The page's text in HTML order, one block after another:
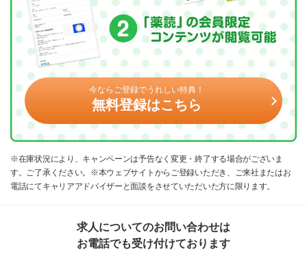
今ならご登録でうれしい特典！
無料登録はこちら
※在庫状況により、キャンペーンは予告なく変更・終了する場合がございま
す。ご了承ください。※本ウェブサイトからご登録いただき、ご来社またはお
電話にてキャリアアドバイザーと面談をさせていただいた方に限ります。
求人についてのお問い合わせは
お電話でも受け付けております